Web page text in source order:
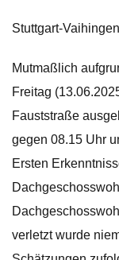
Stuttgart-
Mutmaßlich
Freitag
Fauststraße
gegen 08.15 Uhr
Ersten
verletzt wurde